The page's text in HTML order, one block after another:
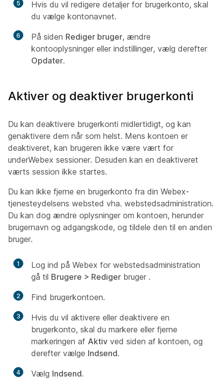
5
Hvis du vil redigere detaljer for brugerkonto, skal
du vælge kontonavnet.
6 På siden Rediger bruger, ændre
kontooplysninger eller indstillinger, vælg derefter
Opdater.
Aktiver og deaktiver brugerkonti
Du kan deaktivere brugerkonti midlertidigt, og kan
genaktivere dem når som helst. Mens kontoen er
deaktiveret, kan brugeren ikke være vært for
underWebex sessioner. Desuden kan en deaktiveret
værts session ikke startes.
Du kan ikke fjerne en brugerkonto fra din Webex-
tjenesteydelsens websted vha. webstedsadministration.
Du kan dog ændre oplysninger om kontoen, herunder
brugernavn og adgangskode, og tildele den til en anden
bruger.
1
Log ind på Webex for webstedsadministration
gå til Brugere > Rediger bruger .
2 Find brugerkontoen.
3
Hvis du vil aktivere eller deaktivere en
brugerkonto, skal du markere eller fjerne
markeringen af Aktiv ved siden af kontoen, og
derefter vælge Indsend.
4 Vælg Indsend.